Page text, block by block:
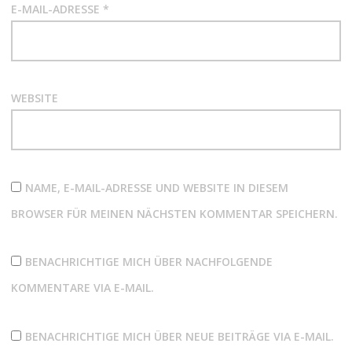
E-MAIL-ADRESSE *
WEBSITE
NAME, E-MAIL-ADRESSE UND WEBSITE IN DIESEM
BROWSER FÜR MEINEN NÄCHSTEN KOMMENTAR SPEICHERN.
BENACHRICHTIGE MICH ÜBER NACHFOLGENDE
KOMMENTARE VIA E-MAIL.
BENACHRICHTIGE MICH ÜBER NEUE BEITRÄGE VIA E-MAIL.